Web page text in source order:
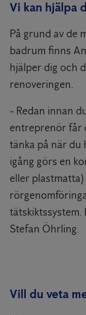
Vi kan hjälpa
På grund av de
badrum finns
hjälper dig och
renoveringen.
- Redan innan
entreprenör får
tänka på när du
igång görs en
eller
tätskiktssystem.
Stefan Öhrling.
Vill du veta